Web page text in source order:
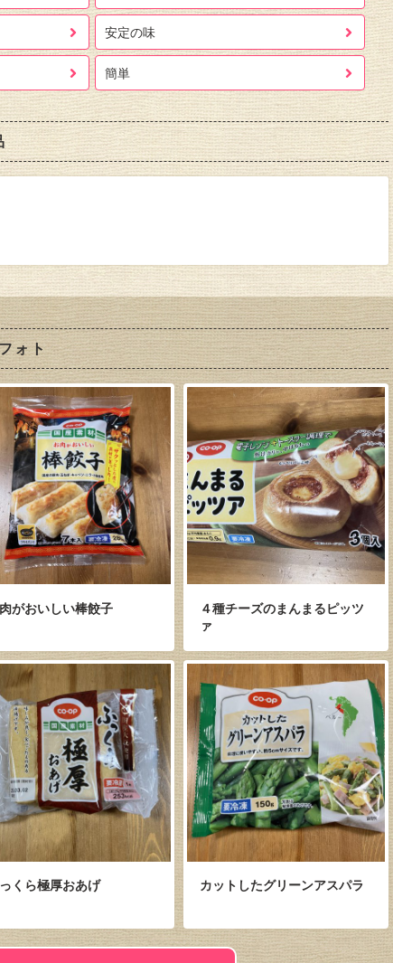
安定の味
簡単
ォト
がおいしい棒餃子
４種チーズのまんまるピッツ
ァ
くら極厚おあげ カットしたグリーンアスパラ